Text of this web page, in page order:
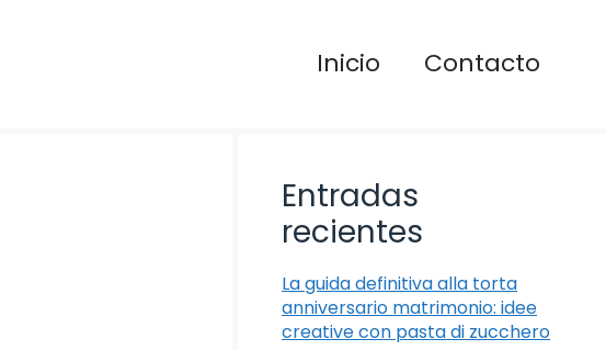
Inicio Contacto
Entradas
recientes
La guida definitiva alla torta
anniversario matrimonio: idee
creative con pasta di zucchero